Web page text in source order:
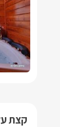
קצת